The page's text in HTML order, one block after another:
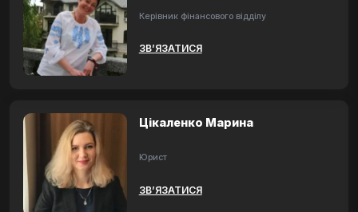
Керівник фінансового відділу
ЗВ’ЯЗАТИСЯ
Цікаленко Марина
Юрист
ЗВ’ЯЗАТИСЯ